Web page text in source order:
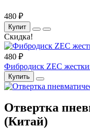
480 ₽
Купит
Скидка!
480 ₽
Фибродиск ZEC
Купить
Отвертка
(Китай)